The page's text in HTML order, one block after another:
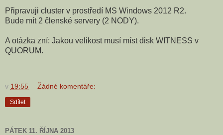
Připravuji cluster v prostředí MS Windows 2012 R2.
Bude mít 2 členské servery (2 NODY).
A otázka zní: Jakou velikost musí míst disk WITNESS v
QUORUM.
v 19:55 Žádné komentáře:
Sdílet
PÁTEK 11. ŘÍJNA 2013